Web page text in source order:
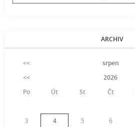
ARCHIV
<< srpen
<<
2026
Po
Út St Čt
3
4 5 6